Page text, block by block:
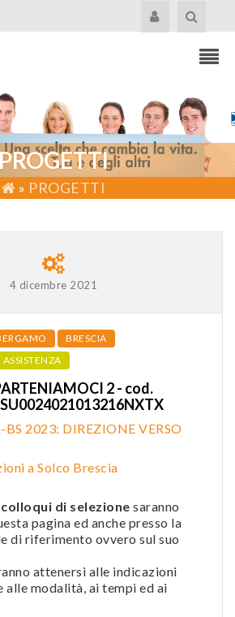
PROGETTI
» PROGETTI
4 dicembre 2021
BRESCIA
ASSISTENZA
2 - cod.
2023: DIREZIONE VERSO
a Solco Brescia
di selezione saranno
pagina ed anche presso la
di riferimento ovvero sul suo
attenersi alle indicazioni
modalità, ai tempi ed ai